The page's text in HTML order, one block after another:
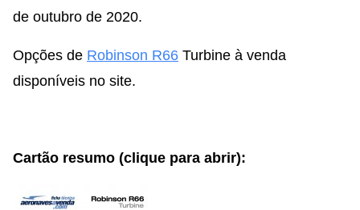
de outubro de 2020.
Opções de Robinson R66 Turbine à venda
disponíveis no site.
Cartão resumo (clique para abrir):